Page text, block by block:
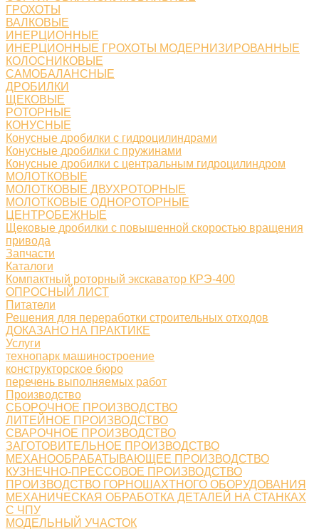
ГРОХОТЫ
ВАЛКОВЫЕ
ИНЕРЦИОННЫЕ
ИНЕРЦИОННЫЕ ГРОХОТЫ МОДЕРНИЗИРОВАННЫЕ
КОЛОСНИКОВЫЕ
САМОБАЛАНСНЫЕ
ДРОБИЛКИ
ЩЕКОВЫЕ
РОТОРНЫЕ
КОНУСНЫЕ
Конусные дробилки с гидроцилиндрами
Конусные дробилки с пружинами
Конусные дробилки с центральным гидроцилиндром
МОЛОТКОВЫЕ
МОЛОТКОВЫЕ ДВУХРОТОРНЫЕ
МОЛОТКОВЫЕ ОДНОРОТОРНЫЕ
ЦЕНТРОБЕЖНЫЕ
Щековые дробилки с повышенной скоростью вращения
привода
Запчасти
Каталоги
Компактный роторный экскаватор КРЭ-400
ОПРОСНЫЙ ЛИСТ
Питатели
Решения для переработки строительных отходов
ДОКАЗАНО НА ПРАКТИКЕ
Услуги
технопарк машиностроение
конструкторское бюро
перечень выполняемых работ
Производство
СБОРОЧНОЕ ПРОИЗВОДСТВО
ЛИТЕЙНОЕ ПРОИЗВОДСТВО
СВАРОЧНОЕ ПРОИЗВОДСТВО
ЗАГОТОВИТЕЛЬНОЕ ПРОИЗВОДСТВО
МЕХАНООБРАБАТЫВАЮЩЕЕ ПРОИЗВОДСТВО
КУЗНЕЧНО-ПРЕССОВОЕ ПРОИЗВОДСТВО
ПРОИЗВОДСТВО ГОРНОШАХТНОГО ОБОРУДОВАНИЯ
МЕХАНИЧЕСКАЯ ОБРАБОТКА ДЕТАЛЕЙ НА СТАНКАХ
С ЧПУ
МОДЕЛЬНЫЙ УЧАСТОК